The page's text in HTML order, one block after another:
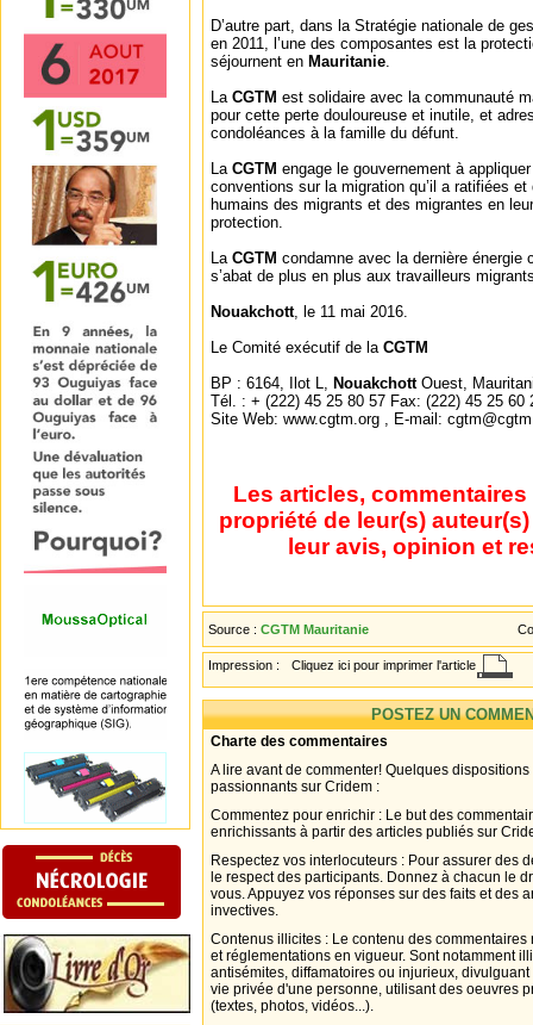
D’autre part, dans la Stratégie nationale de
en 2011, l’une des composantes est la
séjournent en Mauritanie.
La CGTM est solidaire avec la communauté
pour cette perte douloureuse et inutile, et
condoléances à la famille du défunt.
La CGTM engage le gouvernement à
conventions sur la migration qu’il a ratifiées
humains des migrants et des migrantes en
protection.
La CGTM condamne avec la dernière énergie
s’abat de plus en plus aux travailleurs
Nouakchott, le 11 mai 2016.
Le Comité exécutif de la CGTM
BP : 6164, Ilot L, Nouakchott Ouest,
Tél. : + (222) 45 25 80 57 Fax: (222) 45 25 60
Site Web: www.cgtm.org , E-mail:
Les articles,
propriété de leur(s)
leur avis, opinion et
Source : CGTM Mauritanie
Impression : Cliquez ici pour imprimer l'article
POSTEZ UN
Charte des commentaires
A lire avant de commenter! Quelques
passionnants sur Cridem :
Commentez pour enrichir : Le but des
enrichissants à partir des articles publiés sur
Respectez vos interlocuteurs : Pour assurer des
le respect des participants. Donnez à chacun le
vous. Appuyez vos réponses sur des faits et des
invectives.
Contenus illicites : Le contenu des
et réglementations en vigueur. Sont notamment
antisémites, diffamatoires ou injurieux,
vie privée d'une personne, utilisant des oeuvres
(textes, photos, vidéos...).